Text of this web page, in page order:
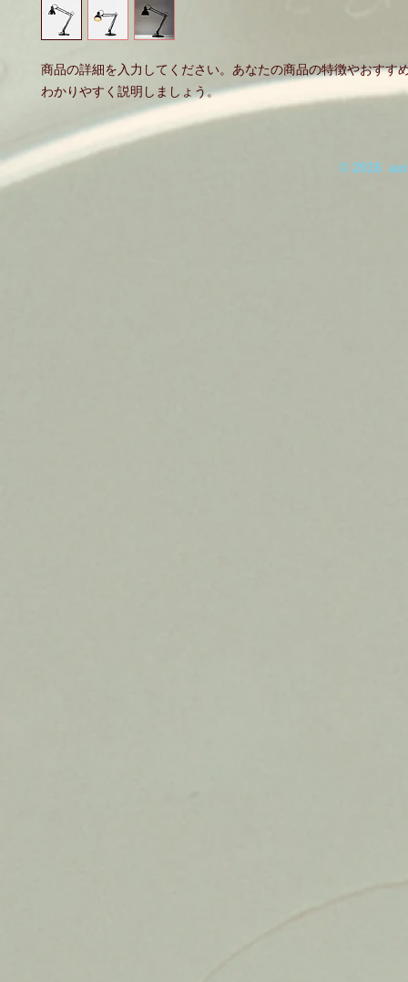
商品の詳細を入力してください。あなたの商品の特徴やおすす
わかりやすく説明しましょう。
© 2016